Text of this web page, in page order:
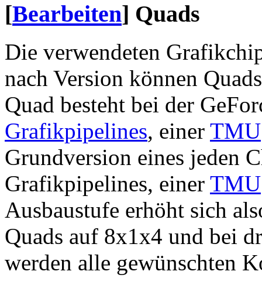
[Bearbeiten] Quads
Die verwendeten
nach Version können
Quad besteht bei der
Grafikpipelines, einer TMU
Grundversion eines jeden
Grafikpipelines, einer TMU
Ausbaustufe erhöht sich
Quads auf 8x1x4 und bei
werden alle gewünschten